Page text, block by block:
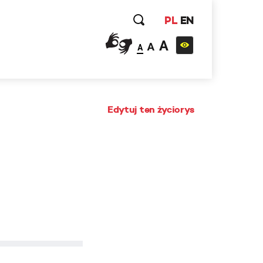
PL EN
A A A
Edytuj ten życiorys